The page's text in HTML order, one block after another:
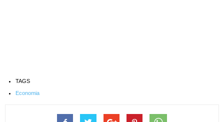
TAGS
Economia